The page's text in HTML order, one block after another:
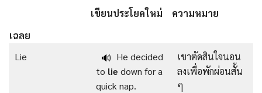
เฉลย
เขียนประโยคใหม่ ความหมาย
Lie 🔊 He decided
to lie down for a
quick nap.
เขาตัดสินใจนอน
ลงเพื่อพักผ่อนสั้น
ๆ